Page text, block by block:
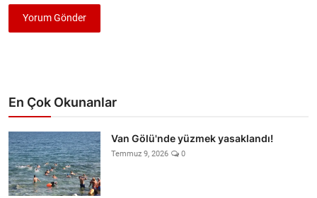
Yorum Gönder
En Çok Okunanlar
Van Gölü'nde yüzmek yasaklandı!
Temmuz 9, 2026 0